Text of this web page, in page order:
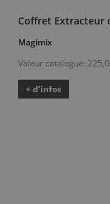
Coffret Extracteur
Magimix
Valeur catalogue:
+ d’infos